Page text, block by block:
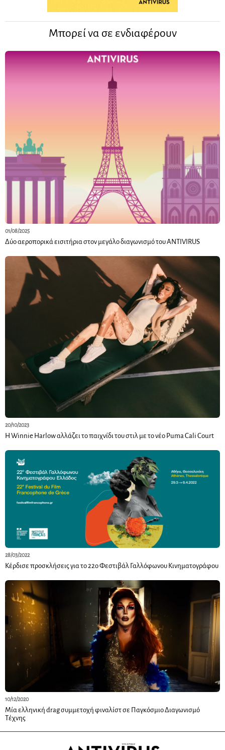
Μπορεί να σε ενδιαφέρουν
01/08/2025
Δύο αεροπορικά εισιτήρια στον μεγάλο διαγωνισμό του ANTIVIRUS
20/10/2023
Η Winnie Harlow αλλάζει το παιχνίδι του στιλ με το νέο Puma Cali Court
28/03/2022
Κέρδισε προσκλήσεις για το 22ο Φεστιβάλ Γαλλόφωνου Κινηματογράφου
10/12/2020
Μία ελληνική drag συμμετοχή φιναλίστ σε Παγκόσμιο Διαγωνισμό
Τέχνης